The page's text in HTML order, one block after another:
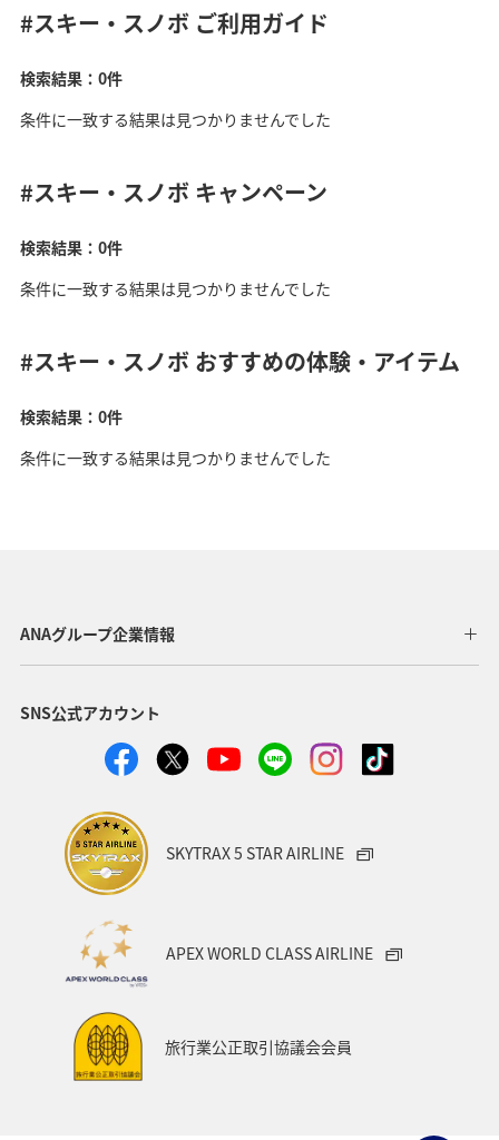
#スキー・スノボご利用ガイド
検索結果：0件
条件に一致する結果は見つかりませんでした
#スキー・スノボキャンペーン
検索結果：0件
条件に一致する結果は見つかりませんでした
#スキー・スノボおすすめの体験・アイテム
検索結果：0件
条件に一致する結果は見つかりませんでした
ANAグループ企業情報
SNS公式アカウント
SKYTRAX 5 STAR AIRLINE
APEX WORLD CLASS AIRLINE
旅行業公正取引協議会会員